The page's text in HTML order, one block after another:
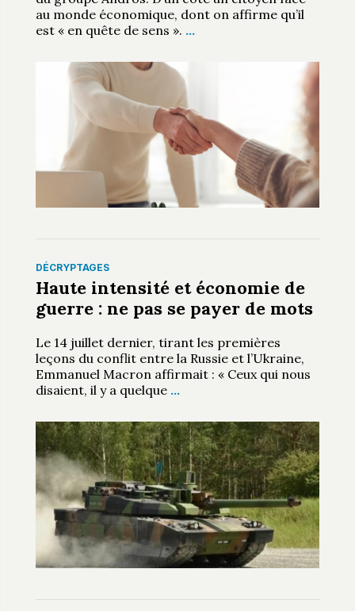
au monde économique, dont on affirme qu’il
est « en quête de sens ». …
DÉCRYPTAGES
Haute intensité et économie de
guerre : ne pas se payer de mots
Le 14 juillet dernier, tirant les premières
leçons du conflit entre la Russie et l’Ukraine,
Emmanuel Macron affirmait : « Ceux qui nous
disaient, il y a quelque …